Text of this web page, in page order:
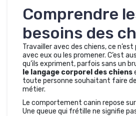
Comprendre
besoins des
Travailler avec des chiens, ce
avec eux ou les promener. C’est
qu’ils expriment, parfois sans un
le langage corporel des chiens
toute personne souhaitant faire
métier.
Le comportement canin repose
Une queue qui frétille ne signifie